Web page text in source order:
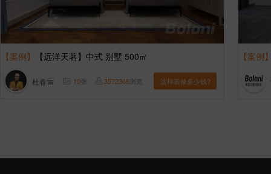
【案例】 【远洋天著】中式 别墅 500㎡
杜春雷 10张 3572366浏览 这样装修多少钱?
【案例